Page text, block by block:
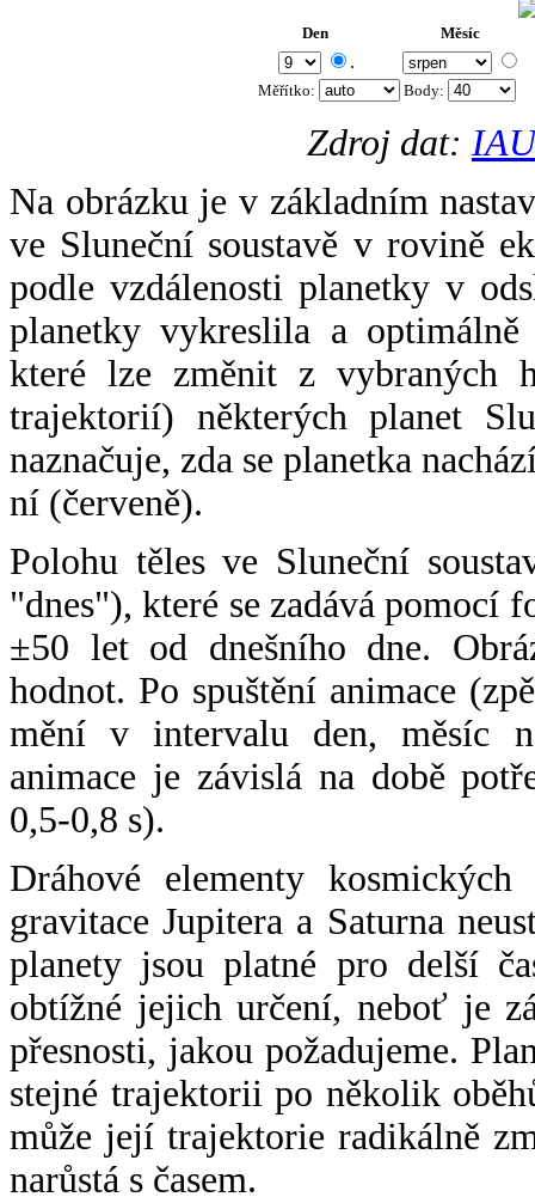
Den Měsíc
.
Měřítko: Body:
Zdroj dat:
Na obrázku je v základním
ve Sluneční soustavě v rovině
podle vzdálenosti planetky v
planetky vykreslila a
které lze změnit z vybraných
trajektorií) některých planet
naznačuje, zda se planetka
ní (červeně).
Polohu těles ve Sluneční
"dnes"), které se zadává pomocí
±50 let od dnešního dne.
hodnot. Po spuštění animace
mění v intervalu den, měsíc
animace je závislá na době
0,5-0,8 s).
Dráhové elementy
gravitace Jupitera a Saturna
planety jsou platné pro delší
obtížné jejich určení, neboť je
přesnosti, jakou požadujeme.
stejné trajektorii po několik
může její trajektorie radikálně
narůstá s časem.